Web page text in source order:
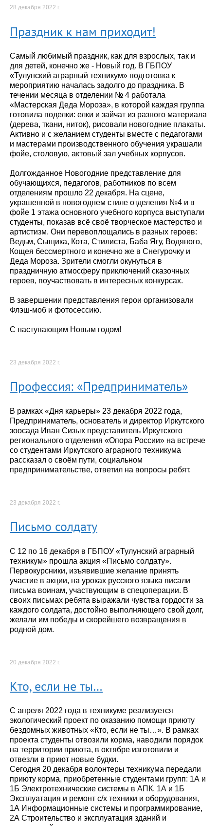
28 декабря 2022 г.
Праздник к нам приходит!
Самый любимый праздник, как для взрослых, так и
для детей, конечно же - Новый год. В ГБПОУ
«Тулунский аграрный техникум» подготовка к
мероприятию началась задолго до праздника. В
течении месяца в отделении № 4 работала
«Мастерская Деда Мороза», в которой каждая группа
готовила поделки: елки и зайчат из разного материала
(дерева, ткани, ниток), рисовали новогодние плакаты.
Активно и с желанием студенты вместе с педагогами
и мастерами производственного обучения украшали
фойе, столовую, актовый зал учебных корпусов.
Долгожданное Новогодние представление для
обучающихся, педагогов, работников по всем
отделениям прошло 22 декабря. На сцене,
украшенной в новогоднем стиле отделения №4 и в
фойе 1 этажа основного учебного корпуса выступали
студенты, показав всё своё творческое мастерство и
артистизм. Они перевоплощались в разных героев:
Ведьм, Сыщика, Кота, Стилиста, Баба Ягу, Водяного,
Кощея бессмертного и конечно же в Снегурочку и
Деда Мороза. Зрители смогли окунуться в
праздничную атмосферу приключений сказочных
героев, поучаствовать в интересных конкурсах.
В завершении представления герои организовали
Флэш-моб и фотосессию.
С наступающим Новым годом!
23 декабря 2022 г.
Профессия: «Предприниматель»
В рамках «Дня карьеры» 23 декабря 2022 года,
Предприниматель, основатель и директор Иркутского
зоосада Иван Сизых представитель Иркутского
регионального отделения «Опора России» на встрече
со студентами Иркутского аграрного техникума
рассказал о своём пути, социальном
предпринимательстве, ответил на вопросы ребят.
23 декабря 2022 г.
Письмо солдату
С 12 по 16 декабря в ГБПОУ «Тулунский аграрный
техникум» прошла акция «Письмо солдату».
Первокурсники, изъявившие желание принять
участие в акции, на уроках русского языка писали
письма воинам, участвующим в спецоперации. В
своих письмах ребята выражали чувства гордости за
каждого солдата, достойно выполняющего свой долг,
желали им победы и скорейшего возвращения в
родной дом.
20 декабря 2022 г.
Кто, если не ты…
С апреля 2022 года в техникуме реализуется
экологический проект по оказанию помощи приюту
бездомных животных «Кто, если не ты…». В рамках
проекта студенты отвозили корма, наводили порядок
на территории приюта, в октябре изготовили и
отвезли в приют новые будки.
Сегодня 20 декабря волонтеры техникума передали
приюту корма, приобретенные студентами групп: 1А и
1Б Электротехнические системы в АПК, 1А и 1Б
Эксплуатация и ремонт с/х техники и оборудования,
1А Информационные системы и программирование,
2А Строительство и эксплуатация зданий и